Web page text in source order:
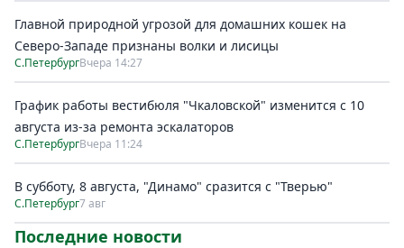
Главной природной угрозой для домашних кошек на
Северо-Западе признаны волки и лисицы
С.ПетербургВчера 14:27
График работы вестибюля "Чкаловской" изменится с 10
августа из-за ремонта эскалаторов
С.ПетербургВчера 11:24
В субботу, 8 августа, "Динамо" сразится с "Тверью"
С.Петербург7 авг
Последние новости